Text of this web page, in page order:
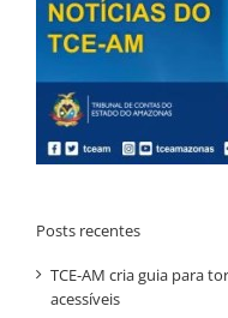
Posts recentes
TCE-AM cria guia para
acessíveis